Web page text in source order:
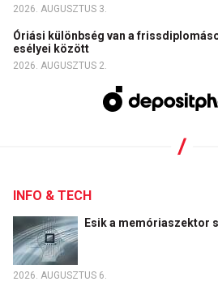
2026. AUGUSZTUS 3.
Óriási különbség van a
esélyei között
2026. AUGUSZTUS 2.
INFO & TECH
Esik a memóriaszektor
2026. AUGUSZTUS 6.